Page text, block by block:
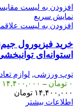
افزودن به لیست
نمایش سریع
افزودن به لیست
استوانه‌ای
توپ ورزشی, لوازم
۰ تومان – ۱۴,۴۰۰,۰۰۰
۱۴,۴۰۰,۰۰۰ تومان
اطلاعات بیشتر